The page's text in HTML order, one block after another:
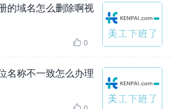
的域名怎么删除啊视
 0
名称不一致怎么办理